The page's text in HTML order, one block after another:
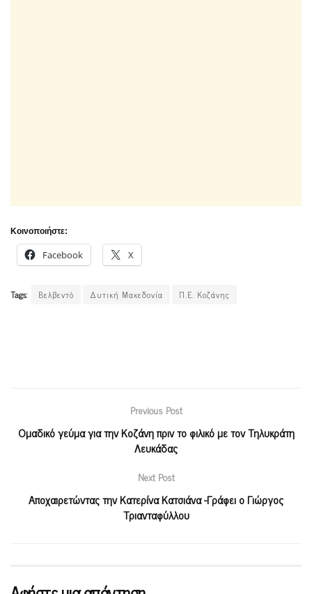
Κοινοποιήστε:
Facebook X
Tags: Βελβεντό Δυτική Μακεδονία Π.Ε. Κοζάνης
Previous Post
Ομαδικό γεύμα για την Κοζάνη πριν το φιλικό με τον Τηλυκράτη
Λευκάδας
Next Post
Αποχαιρετώντας την Κατερίνα Κατσιάνα -Γράφει ο Γιώργος
Τριανταφύλλου